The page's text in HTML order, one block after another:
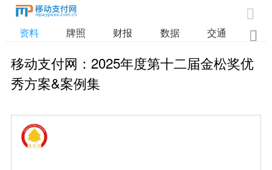

资料 牌照 财报 数据 交通 
移动支付网：2025年度第十二届金松奖优
秀方案&案例集